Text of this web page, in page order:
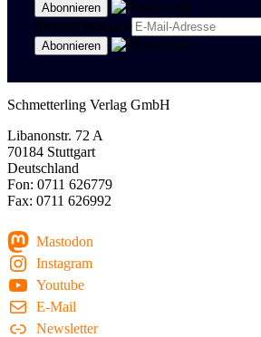
Region Stuttgart
Schmetterling Verlag GmbH
Libanonstr. 72 A
70184 Stuttgart
Deutschland
Fon: 0711 626779
Fax: 0711 626992
Mastodon
Instagram
Youtube
E-Mail
Newsletter